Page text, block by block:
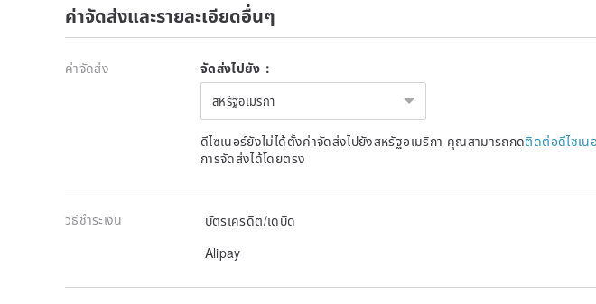
■The interior card case is light and strong with an anti-skimming function.
ค่าจัดส่งและรายละเอียดอื่นๆ
ค่าจัดส่ง จัดส่งไปยัง：
สหรัฐอเมริกา
ดีไซเนอร์ยังไม่ได้ตั้งค่าจัดส่งไปยังสหรัฐอเมริกา คุณสามารถกดติดต่อดีไซเน
การจัดส่งได้โดยตรง
วิธีชำระเงิน
บัตรเครดิต/เดบิด
Alipay